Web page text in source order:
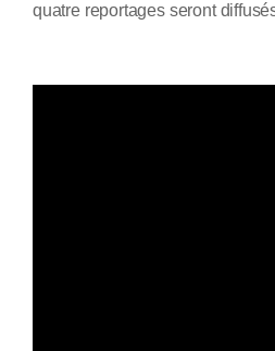
quatre reportages seront